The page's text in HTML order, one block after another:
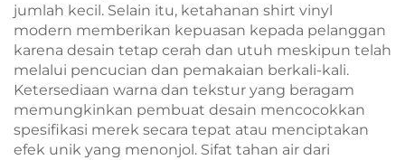
jumlah kecil. Selain itu, ketahanan shirt vinyl
modern memberikan kepuasan kepada pelanggan
karena desain tetap cerah dan utuh meskipun telah
melalui pencucian dan pemakaian berkali-kali.
Ketersediaan warna dan tekstur yang beragam
memungkinkan pembuat desain mencocokkan
spesifikasi merek secara tepat atau menciptakan
efek unik yang menonjol. Sifat tahan air dari